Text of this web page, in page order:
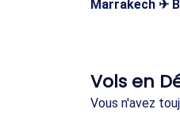
Marrakech ✈
Vols en
Vous n'avez